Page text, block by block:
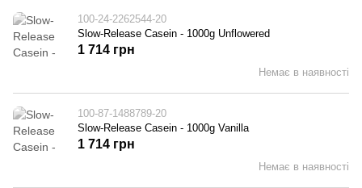
100-24-2262544-20
Slow-Release Casein - 1000g Unflowered
Немає в наявності
1 714 грн
100-87-1488789-20
Slow-Release Casein - 1000g Vanilla
Немає в наявності
1 714 грн